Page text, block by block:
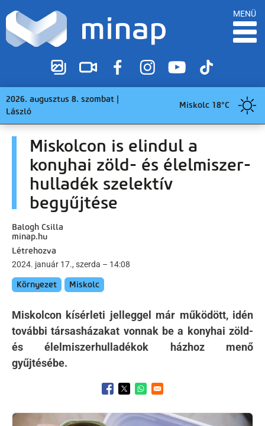
MENÜ
2026. augusztus 8. szombat |
László
Miskolc 18°C
Miskolcon is elindul a
konyhai zöld- és élelmiszer-
hulladék szelektív
begyűjtése
Balogh Csilla
minap.hu
Létrehozva
2024. január 17., szerda – 14:08
Környezet Miskolc
Miskolcon kísérleti jelleggel már működött, idén
további társasházakat vonnak be a konyhai zöld-
és élelmiszerhulladékok házhoz menő
gyűjtésébe.
Opens in a new window
Opens in a new window
Opens in a new window
Kép